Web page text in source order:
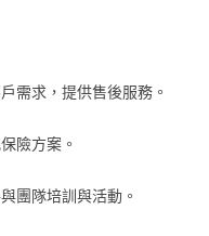
需求，提供售後服務。
險方案。
團隊培訓與活動。